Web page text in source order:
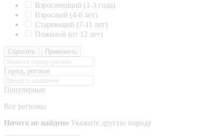
Взрослеющий (1-3 года)
Взрослый (4-6 лет)
Стареющий (7-11 лет)
Пожилой (от 12 лет)
Сбросить Применить
Город, регион
Популярные
Все регионы
Ничего не найдено Укажите другую породу